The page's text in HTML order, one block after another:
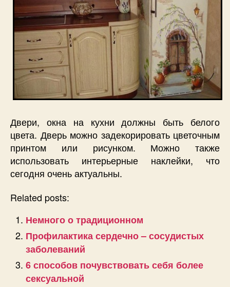
Двери, окна на кухни должны быть белого
цвета. Дверь можно задекорировать цветочным
принтом или рисунком. Можно также
использовать интерьерные наклейки, что
сегодня очень актуальны.
Related posts:
Немного о традиционном
Профилактика сердечно – сосудистых
заболеваний
6 способов почувствовать себя более
сексуальной